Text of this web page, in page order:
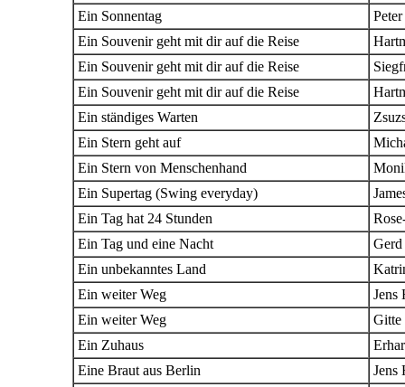
Ein Sonnentag
Ein Souvenir geht mit dir auf die Reise
Ein Souvenir geht mit dir auf die Reise
Ein Souvenir geht mit dir auf die Reise
Ein ständiges Warten
Ein Stern geht auf
Ein Stern von Menschenhand
Ein Supertag (Swing everyday)
Ein Tag hat 24 Stunden
Ein Tag und eine Nacht
Ein unbekanntes Land
Ein weiter Weg
Jens
Ein weiter Weg
Ein Zuhaus
Eine Braut aus Berlin
Jens